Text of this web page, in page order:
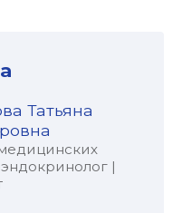
Татьяна
|